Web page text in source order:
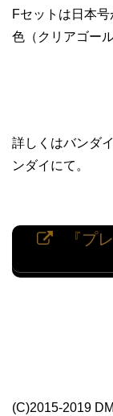
Fセットは日本
色（クリアゴー
詳しくはバンダ
ンダイにて。
『プ
(C)2015-2019